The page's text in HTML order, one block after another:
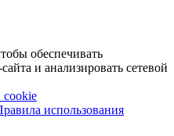
обеспечивать
и анализировать сетевой
cookie
использования